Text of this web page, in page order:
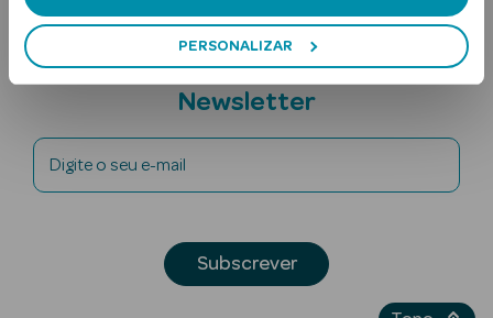
PERSONALIZAR
Subscreva a
Newsletter
Digite o seu e-mail
Subscrever